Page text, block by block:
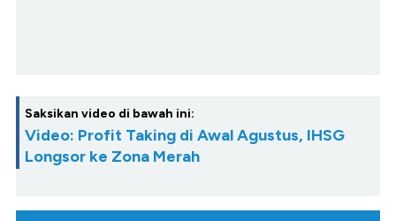
Saksikan video di bawah ini:
Video: Profit Taking di Awal Agustus, IHSG
Longsor ke Zona Merah